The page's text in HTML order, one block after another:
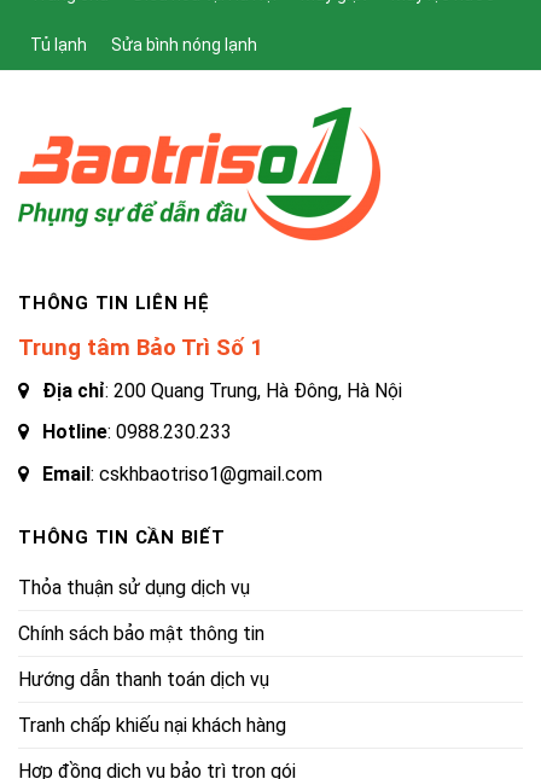
Tủ lạnh Sửa bình nóng lạnh
THÔNG TIN LIÊN HỆ
Trung tâm Bảo Trì Số 1
Địa chỉ: 200 Quang Trung, Hà Đông, Hà Nội
Hotline: 0988.230.233
Email: cskhbaotriso1@gmail.com
THÔNG TIN CẦN BIẾT
Thỏa thuận sử dụng dịch vụ
Chính sách bảo mật thông tin
Hướng dẫn thanh toán dịch vụ
Tranh chấp khiếu nại khách hàng
Hợp đồng dịch vụ bảo trì trọn gói